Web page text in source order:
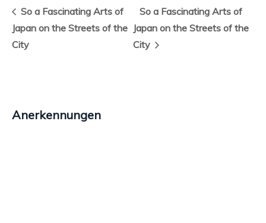
So a Fascinating Arts of
Japan on the Streets of the
City
So a Fascinating Arts of
Japan on the Streets of the
City
Anerkennungen